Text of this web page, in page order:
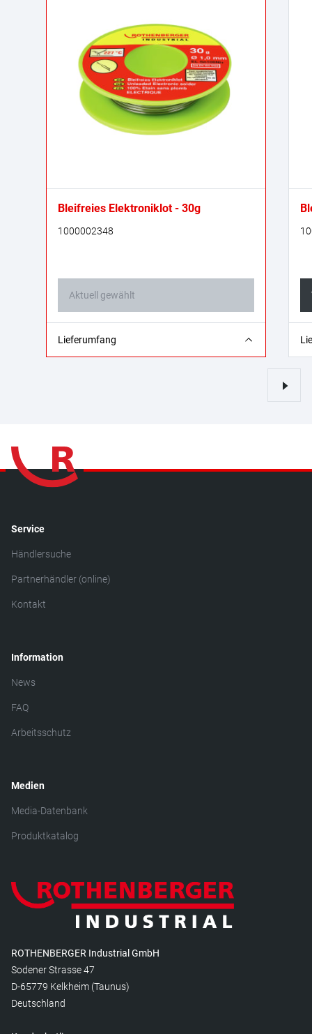
Lieferumfang
Bleifreies Elektroniklot - 30g
1000002348
Aktuell gewählt
30 g
Service
Händlersuche
Partnerhändler (online)
Kontakt
Information
News
FAQ
Arbeitsschutz
Medien
Media-Datenbank
Produktkatalog
ROTHENBERGER Industrial GmbH
Sodener Strasse 47
D-65779 Kelkheim (Taunus)
Deutschland